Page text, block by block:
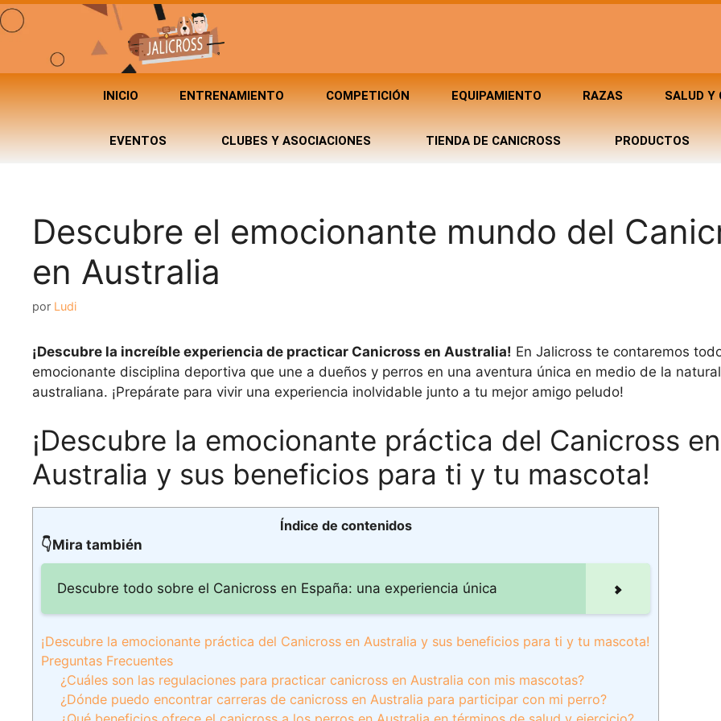
INICIO ENTRENAMIENTO COMPETICIÓN EQUIPAMIENTO RAZAS SALUD Y
EVENTOS CLUBES Y ASOCIACIONES TIENDA DE CANICROSS PRODUCTOS
Descubre el emocionante mundo del
en Australia
por Ludi
¡Descubre la increíble experiencia de practicar Canicross en Australia! En Jalicross te contaremos
emocionante disciplina deportiva que une a dueños y perros en una aventura única en medio de la
australiana. ¡Prepárate para vivir una experiencia inolvidable junto a tu mejor amigo peludo!
¡Descubre la emocionante práctica del Canicross en
Australia y sus beneficios para ti y tu mascota!
Índice de contenidos
👇Mira también
Descubre todo sobre el Canicross en España: una experiencia única
¡Descubre la emocionante práctica del Canicross en Australia y sus beneficios para ti y tu mascota!
Preguntas Frecuentes
¿Cuáles son las regulaciones para practicar canicross en Australia con mis mascotas?
¿Dónde puedo encontrar carreras de canicross en Australia para participar con mi perro?